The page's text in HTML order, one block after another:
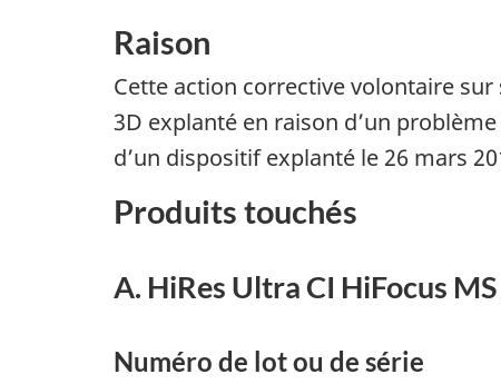
Raison
Cette action corrective volontaire
3D explanté en raison d’un
d’un dispositif explanté le 26 mars
Produits touchés
A. HiRes Ultra CI HiFocus
Numéro de lot ou de série